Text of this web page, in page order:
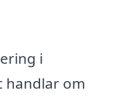
i
handlar om